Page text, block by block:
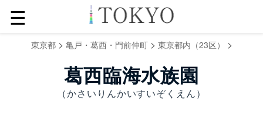
☰
東京都> 亀戸・葛西・門前仲町> 東京都内（23区） >
葛西臨海水族園
（かさいりんかいすいぞくえん）